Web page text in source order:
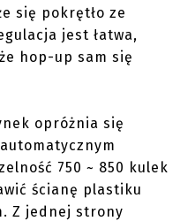
się pokrętło ze
jest łatwa,
hop-up sam się
opróżnia się
750 ~ 850 kulek
ścianę plastiku
Z jednej strony